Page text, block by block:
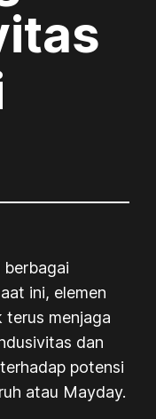
berbagai
ini, elemen
terus menjaga
dan
potensi
atau Mayday.